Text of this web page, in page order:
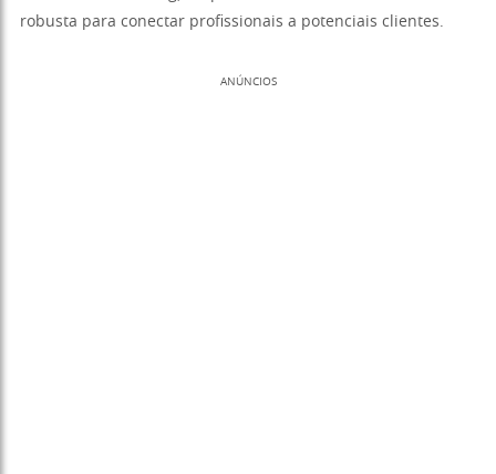
robusta para conectar profissionais a potenciais clientes.
ANÚNCIOS